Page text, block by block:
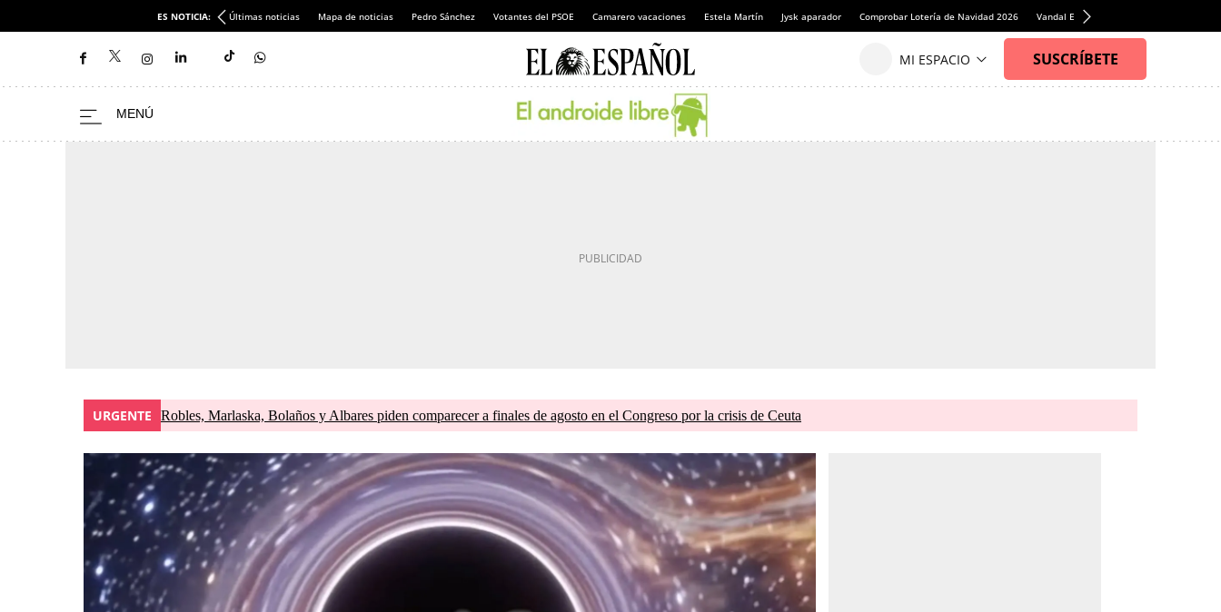
ES NOTICIA: Últimas noticias Mapa de noticias Pedro Sánchez Votantes del PSOE Camarero vacaciones Estela Martín Jysk aparador Comprobar Lotería de Navidad 2026 Vandal English
URGENTE Robles, Marlaska, Bolaños y Albares piden comparecer a finales de agosto en el Congreso por la crisis de Ceuta